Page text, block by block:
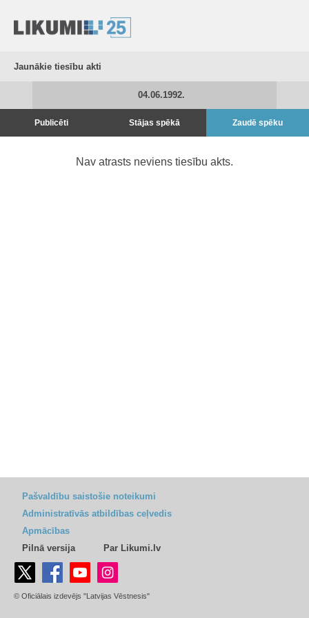
Jaunākie tiesību akti
04.06.1992.
Publicēti Stājas spēkā Zaudē spēku
Nav atrasts neviens tiesību akts.
Pašvaldību saistošie noteikumi
Administratīvās atbildības ceļvedis
Apmācības
Pilnā versija
Par Likumi.lv
© Oficiālais izdevējs "Latvijas Vēstnesis"